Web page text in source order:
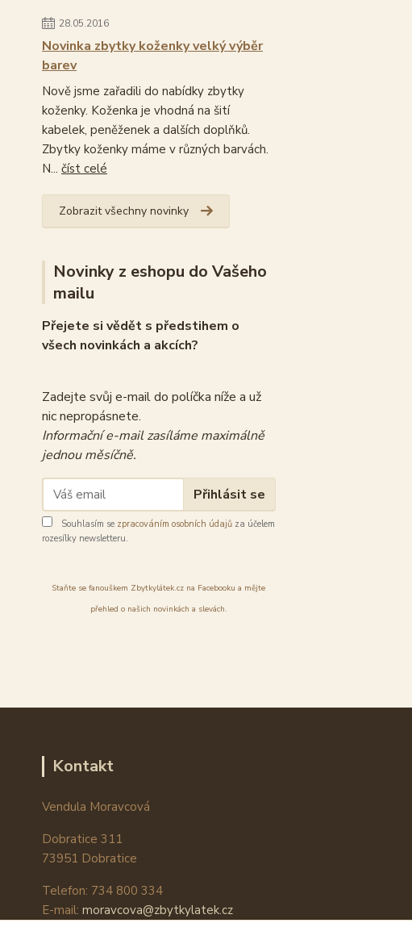
28.05.2016
Novinka zbytky koženky velký výběr
barev
Nově jsme zařadili do nabídky zbytky
koženky. Koženka je vhodná na šití
kabelek, peněženek a dalších doplňků.
Zbytky koženky máme v různých barvách.
N... číst celé
Zobrazit všechny novinky
Novinky z eshopu do Vašeho
mailu
Přejete si vědět s předstihem o
všech novinkách a akcích?
Zadejte svůj e-mail do políčka níže a už
nic nepropásnete.
Informační e-mail zasíláme maximálně
jednou měsíčně.
Přihlásit se
Souhlasím se zpracováním osobních údajů za účelem
rozesílky newsletteru.
Staňte se fanouškem Zbytkylátek.cz na Facebooku a mějte
přehled o našich novinkách a slevách.
Kontakt
Vendula Moravcová
Dobratice 311
73951 Dobratice
Telefon: 734 800 334
E-mail: moravcova@zbytkylatek.cz